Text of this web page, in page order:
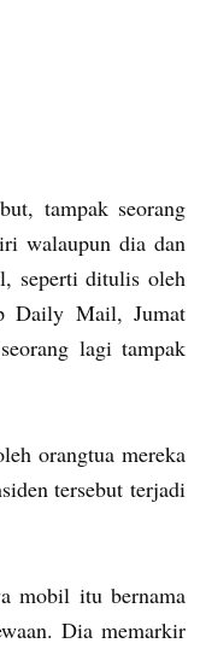
tampak seorang
walaupun dia dan
seperti ditulis oleh
Daily Mail, Jumat
lagi tampak
orangtua mereka
tersebut terjadi
mobil itu bernama
Dia memarkir